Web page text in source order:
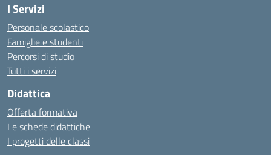
I Servizi
Personale scolastico
Famiglie e studenti
Percorsi di studio
Tutti i servizi
Didattica
Offerta formativa
Le schede didattiche
I progetti delle classi